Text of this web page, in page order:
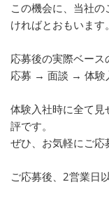
この機会に、当社
ければとおもいます。
応募後の実際ベース
応募 → 面談 → 体験
体験入社時に全て
評です。
ぜひ、お気軽にご応
ご応募後、2営業日